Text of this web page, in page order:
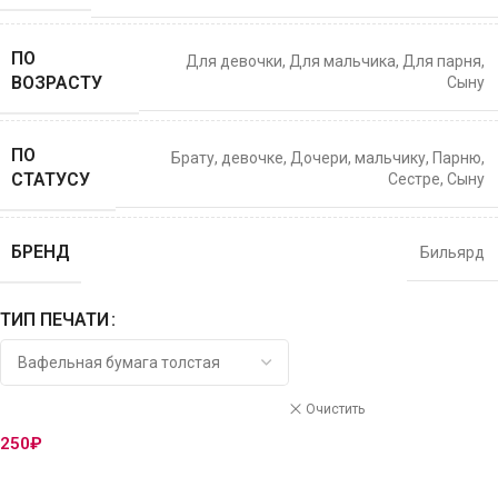
ПО
ВОЗРАСТУ
Для девочки, Для мальчика, Для парня,
Сыну
ПО
СТАТУСУ
Брату, девочке, Дочери, мальчику, Парню,
Сестре, Сыну
БРЕНД Бильярд
ТИП ПЕЧАТИ
Очистить
250₽